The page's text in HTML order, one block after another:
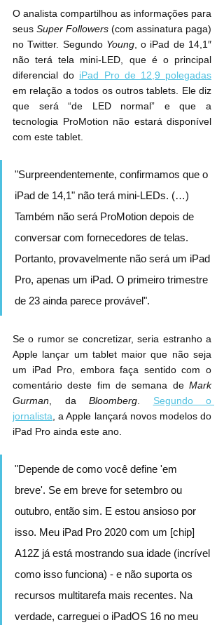
O analista compartilhou as informações para
seus Super Followers (com assinatura paga)
no Twitter. Segundo Young, o iPad de 14,1″
não terá tela mini-LED, que é o principal
diferencial do iPad Pro de 12,9 polegadas
em relação a todos os outros tablets. Ele diz
que será “de LED normal” e que a
tecnologia ProMotion não estará disponível
com este tablet.
"Surpreendentemente, confirmamos que o
iPad de 14,1" não terá mini-LEDs. (…)
Também não será ProMotion depois de
conversar com fornecedores de telas.
Portanto, provavelmente não será um iPad
Pro, apenas um iPad. O primeiro trimestre
de 23 ainda parece provável".
Se o rumor se concretizar, seria estranho a
Apple lançar um tablet maior que não seja
um iPad Pro, embora faça sentido com o
comentário deste fim de semana de Mark
Gurman , da Bloomberg
Segundo o
jornalista , a Apple lançará novos modelos do
iPad Pro ainda este ano.
"Depende de como você define 'em
breve'. Se em breve for setembro ou
outubro, então sim. E estou ansioso por
isso. Meu iPad Pro 2020 com um [chip]
A12Z já está mostrando sua idade (incrível
como isso funciona) - e não suporta os
recursos multitarefa mais recentes. Na
verdade, carreguei o iPadOS 16 no meu